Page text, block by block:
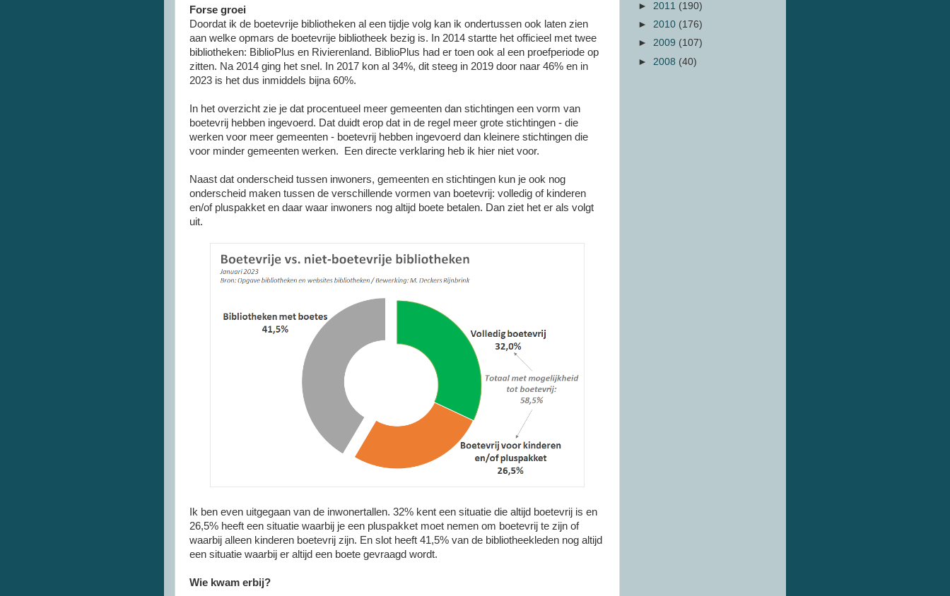
Forse groei
Doordat ik de boetevrije bibliotheken al een tijdje volg kan ik ondertussen ook laten zien
aan welke opmars de boetevrije bibliotheek bezig is. In 2014 startte het officieel met twee
bibliotheken: BiblioPlus en Rivierenland. BiblioPlus had er toen ook al een proefperiode op
zitten. Na 2014 ging het snel. In 2017 kon al 34%, dit steeg in 2019 door naar 46% en in
2023 is het dus inmiddels bijna 60%.
In het overzicht zie je dat procentueel meer gemeenten dan stichtingen een vorm van
boetevrij hebben ingevoerd. Dat duidt erop dat in de regel meer grote stichtingen - die
werken voor meer gemeenten - boetevrij hebben ingevoerd dan kleinere stichtingen die
voor minder gemeenten werken. Een directe verklaring heb ik hier niet voor.
Naast dat onderscheid tussen inwoners, gemeenten en stichtingen kun je ook nog
onderscheid maken tussen de verschillende vormen van boetevrij: volledig of kinderen
en/of pluspakket en daar waar inwoners nog altijd boete betalen. Dan ziet het er als volgt
uit.
Ik ben even uitgegaan van de inwonertallen. 32% kent een situatie die altijd boetevrij is en
26,5% heeft een situatie waarbij je een pluspakket moet nemen om boetevrij te zijn of
waarbij alleen kinderen boetevrij zijn. En slot heeft 41,5% van de bibliotheekleden nog altijd
een situatie waarbij er altijd een boete gevraagd wordt.
Wie kwam erbij?
► 2011 (190)
► 2010 (176)
► 2009 (107)
► 2008 (40)